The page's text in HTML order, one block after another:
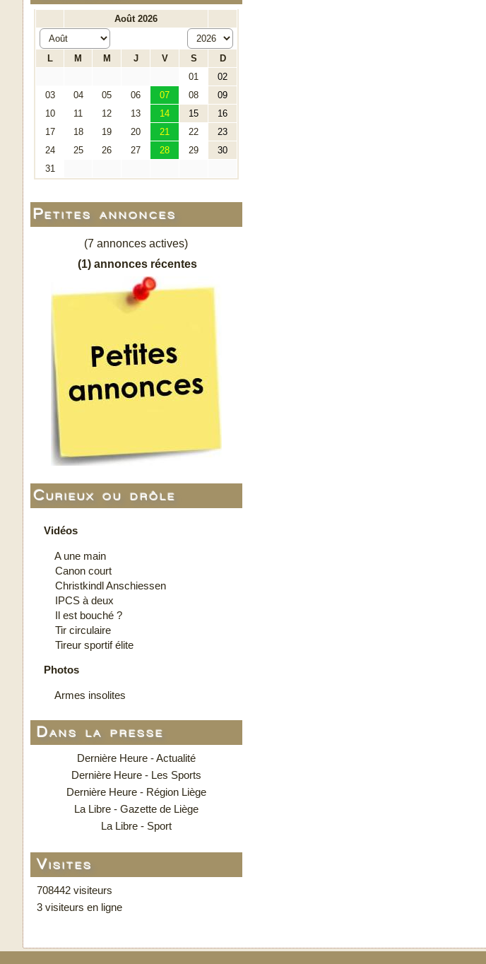
Petites annonces
(7 annonces actives)
(1) annonces récentes
Curieux ou drôle
Vidéos
A une main
Canon court
Christkindl Anschiessen
IPCS à deux
Il est bouché ?
Tir circulaire
Tireur sportif élite
Photos
Armes insolites
Dans la presse
Dernière Heure - Actualité
Dernière Heure - Les Sports
Dernière Heure - Région Liège
La Libre - Gazette de Liège
La Libre - Sport
Visites
708442 visiteurs
3 visiteurs en ligne